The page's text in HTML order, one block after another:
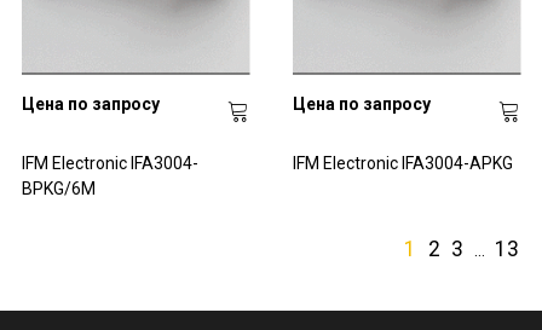
Цена по запросу
IFM Electronic IFA3004-
BPKG/6M
Цена по запросу
IFM Electronic IFA3004-APKG
1 2 3 13